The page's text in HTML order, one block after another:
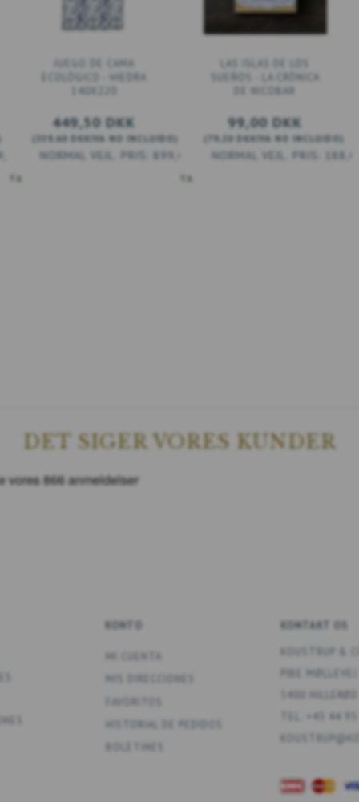
DKK
JUEGO DE CAMA
ECOLÓGICO - HIEDRA
140X220
449,50 DKK
359,60 DKKIVA NO INCLUIDO)
899,00 DKK
LAS ISLAS DE LOS
SUEÑOS - LA CRÓNICA
DE NICOBAR
99,00 DKK
79,20 DKKIVA NO INCLUIDO)
AÑADIR A LA CESTA
DET SIGER VORES KUNDER
KONTO
MI CUENTA
MIS DIRECCIONES
HISTORIAL DE PEDIDOS
KONTAKT OS
PIBE MØLLEVEJ
3400 HILLERØD
TEL. +45 44 95